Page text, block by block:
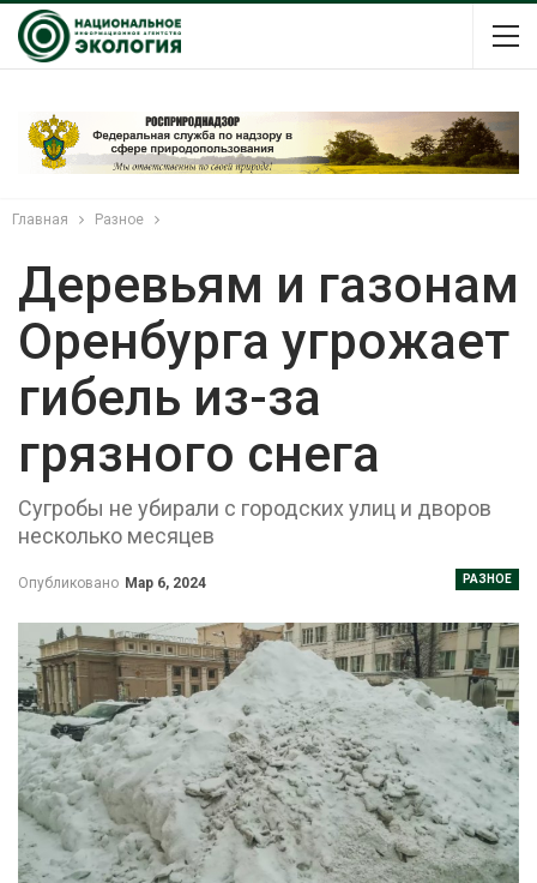
Главная Разное
Деревьям и газонам
Оренбурга угрожает
гибель из-за
грязного снега
Сугробы не убирали с городских улиц и дворов
несколько месяцев
РАЗНОЕ
Опубликовано Мар 6, 2024